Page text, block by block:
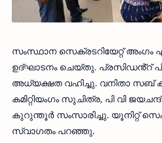
സംസ്ഥാന സെക്രടറിയേറ്റ്
ഉദ്ഘാടനം ചെയ്തു. പ്രസിഡൻ്റ്
അധ്യക്ഷത വഹിച്ചു. വനിതാ സബ്
കമിറ്റിയംഗം സുചിത്ര, പി വി
കുറുന്തൂർ സംസാരിച്ചു. യൂനിറ്റ്
സ്വാഗതം പറഞ്ഞു.